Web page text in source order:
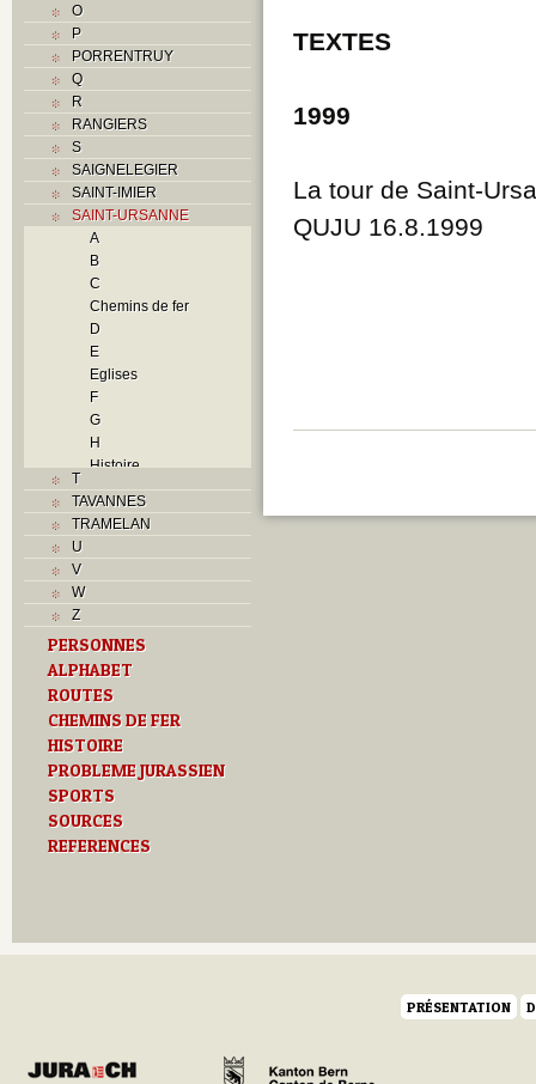
O
P
PORRENTRUY
Q
R
RANGIERS
S
SAIGNELEGIER
SAINT-IMIER
SAINT-URSANNE
A
B
C
Chemins de fer
D
E
Eglises
F
G
H
Histoire
J
L
R
S
T
Textes
U
T
TAVANNES
TRAMELAN
U
V
W
Z
PERSONNES
ALPHABET
ROUTES
CHEMINS DE FER
HISTOIRE
PROBLEME JURASSIEN
SPORTS
SOURCES
REFERENCES
TEXTES
1999
La tour de Saint-
QUJU 16.8.1999
PRÉSENTATION